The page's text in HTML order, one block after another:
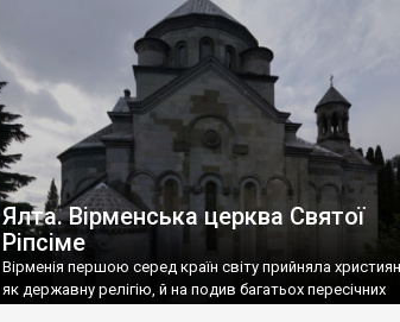
називаються «повстяками» (postaki)…” “Вино. Крим
виробляє відмінне вино і його вдосталь: воно все
легке біле і дуже […]
Ялта. Вірменська церква Святої
Ріпсіме
Вірменія першою серед країн світу прийняла
як державну релігію, й на подив багатьох пересічних